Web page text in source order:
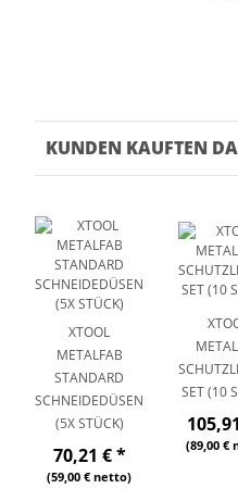
KUNDEN KAUFTEN
XTOOL
METALFAB
STANDARD
SCHNEIDEDÜSEN
(5X STÜCK)
70,21 €*
(59,00 € netto)
SET (10
(89,00 €